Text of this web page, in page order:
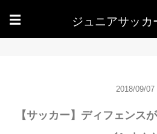
☰ ジュニアサッカ
2018/09/07
【サッカー】ディフェンス